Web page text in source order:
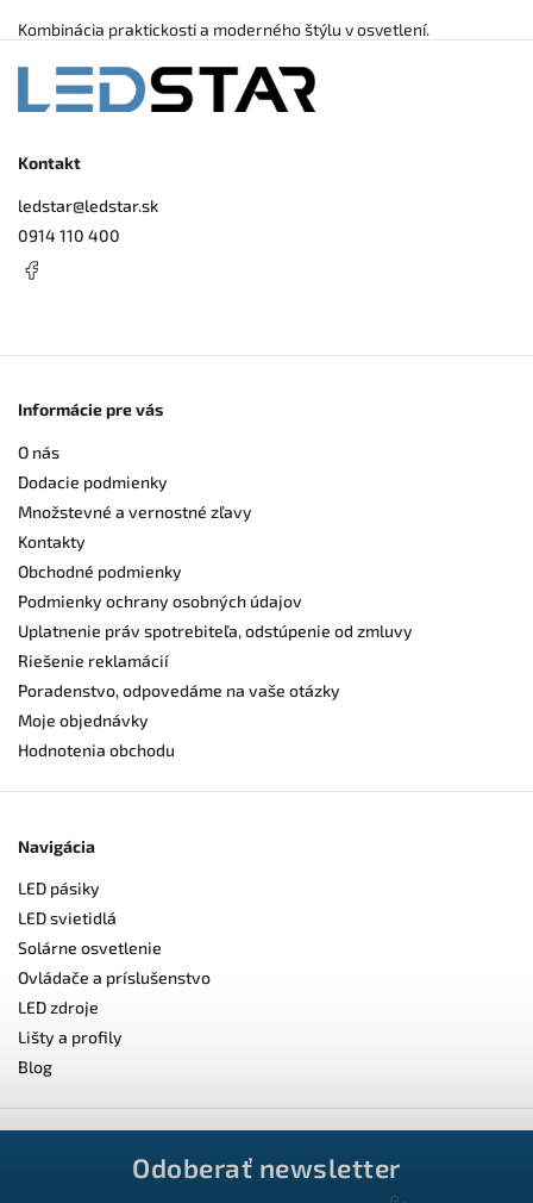
Kombinácia praktickosti a moderného štýlu v osvetlení.
Kontakt
ledstar@ledstar.sk
0914 110 400
Informácie pre vás
O nás
Dodacie podmienky
Množstevné a vernostné zľavy
Kontakty
Obchodné podmienky
Podmienky ochrany osobných údajov
Uplatnenie práv spotrebiteľa, odstúpenie od zmluvy
Riešenie reklamácií
Poradenstvo, odpovedáme na vaše otázky
Moje objednávky
Hodnotenia obchodu
Navigácia
LED pásiky
LED svietidlá
Solárne osvetlenie
Ovládače a príslušenstvo
LED zdroje
Lišty a profily
Blog
Odoberať newsletter